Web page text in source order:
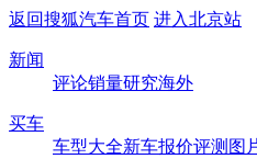
返回搜狐汽车首页 进入北京站
新闻
评论销量研究海外
买车
车型大全新车报价评测 图